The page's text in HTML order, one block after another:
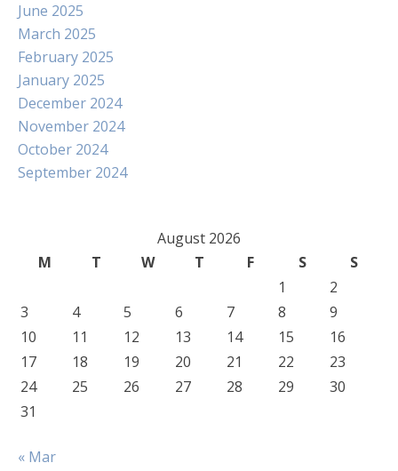
June 2025
March 2025
February 2025
January 2025
December 2024
November 2024
October 2024
September 2024
August 2026
M
T W T F S
S
1
2
3
4 5 6 7 8
9
10
11 12 13 14 15
16
17
18 19 20 21 22
23
24
25 26 27 28 29
30
31
« Mar